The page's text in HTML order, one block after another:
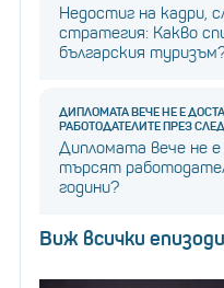
Недостиг на кадри,
стратегия: Какво
българския
ДИПЛОМАТА ВЕЧЕ НЕ Е
РАБОТОДАТЕЛИТЕ ПРЕЗ
Дипломата вече не
търсят
години?
Виж всички епизоди